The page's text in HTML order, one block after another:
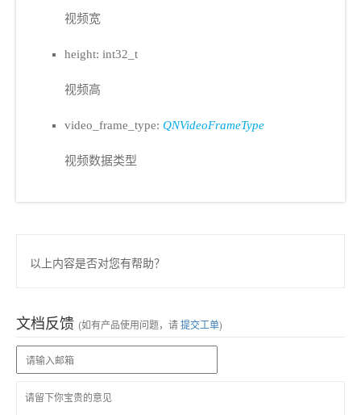
视频宽
height: int32_t
视频高
video_frame_type: QNVideoFrameType
视频数据类型
以上内容是否对您有帮助？
文档反馈 (如有产品使用问题，请提交工单)